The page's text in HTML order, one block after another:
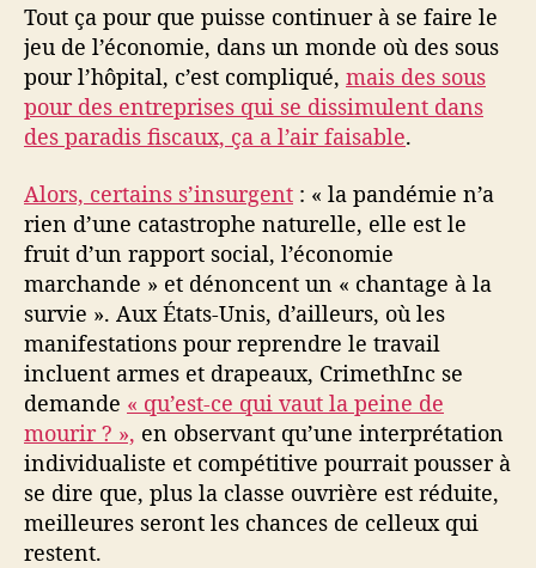
Tout ça pour que puisse continuer à se faire le
jeu de l’économie, dans un monde où des sous
pour l’hôpital, c’est compliqué, mais des sous
pour des entreprises qui se dissimulent dans
des paradis fiscaux, ça a l’air faisable.
Alors, certains s’insurgent : « la pandémie n’a
rien d’une catastrophe naturelle, elle est le
fruit d’un rapport social, l’économie
marchande » et dénoncent un « chantage à la
survie ». Aux États-Unis, d’ailleurs, où les
manifestations pour reprendre le travail
incluent armes et drapeaux, CrimethInc se
demande « qu’est-ce qui vaut la peine de
mourir ? », en observant qu’une interprétation
individualiste et compétitive pourrait pousser à
se dire que, plus la classe ouvrière est réduite,
meilleures seront les chances de celleux qui
restent.